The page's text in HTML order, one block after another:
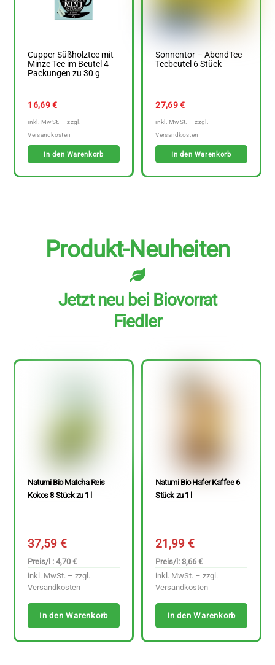
Cupper Süßholztee mit
Minze Tee im Beutel 4
Packungen zu 30 g
16,69€
In den Warenkorb
Sonnentor – AbendTee
Teebeutel 6 Stück
27,69€
In den Warenkorb
Produkt-Neuheiten
Jetzt neu bei Biovorrat
Fiedler
Natumi Bio Matcha Reis
Kokos 8 Stück zu 1 l
37,59€
Preis/l : 4,70 €
inkl. MwSt. – zzgl.
Versandkosten
In den Warenkorb
Natumi Bio Hafer Kaffee 6
Stück zu 1 l
21,99€
Preis/l: 3,66 €
inkl. MwSt. – zzgl.
Versandkosten
In den Warenkorb